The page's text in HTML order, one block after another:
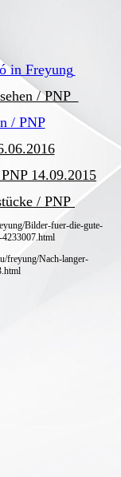
in Freyung
/ PNP
/ PNP
14.09.2015
/ PNP
Bilder-fuer-die-gute-
freyung/Nach-langer-